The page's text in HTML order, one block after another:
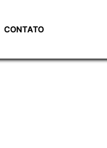
CONTATO